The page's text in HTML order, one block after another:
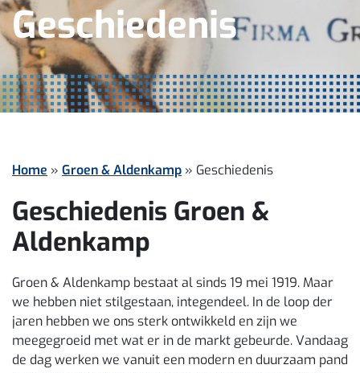
Geschiedenis
Home » Groen & Aldenkamp » Geschiedenis
Geschiedenis Groen &
Aldenkamp
Groen & Aldenkamp bestaat al sinds 19 mei 1919. Maar
we hebben niet stilgestaan, integendeel. In de loop der
jaren hebben we ons sterk ontwikkeld en zijn we
meegegroeid met wat er in de markt gebeurde. Vandaag
de dag werken we vanuit een modern en duurzaam pand